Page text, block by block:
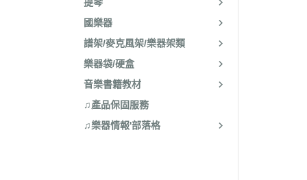
國樂器
譜架/麥克風架/樂器架類
樂器袋/硬盒
音樂書籍教材
♫產品保固服務
♫樂器情報'部落格